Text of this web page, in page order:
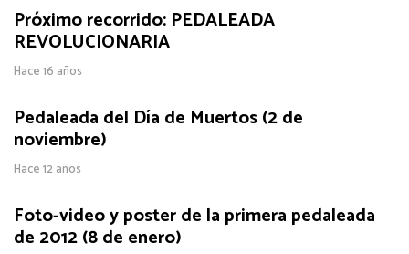
Próximo recorrido: PEDALEADA
REVOLUCIONARIA
Hace 16 años
Pedaleada del Día de Muertos (2 de
noviembre)
Hace 12 años
Foto-video y poster de la primera pedaleada
de 2012 (8 de enero)